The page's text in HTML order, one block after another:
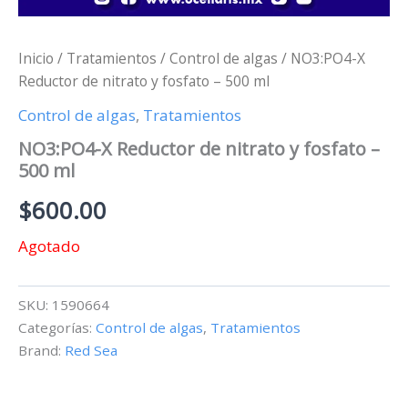
Inicio / Tratamientos /Control de algas / NO3:PO4-X
Reductor de nitrato y fosfato – 500 ml
Control de algas, Tratamientos
NO3:PO4-X Reductor de nitrato y fosfato –
500 ml
$600.00
Agotado
SKU: 1590664
Categorías: Control de algas, Tratamientos
Brand: Red Sea